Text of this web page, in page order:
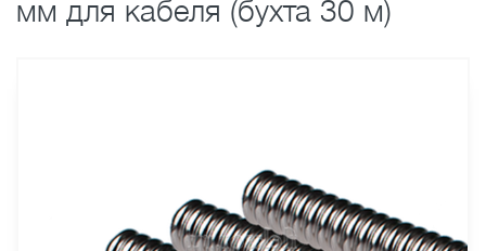
мм для кабеля (бухта 30 м)